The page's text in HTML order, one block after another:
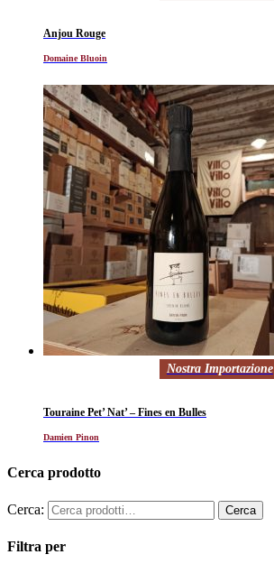
Anjou Rouge
Domaine Bluoin
Nostra Importazione
Touraine Pet’ Nat’ – Fines en Bulles
Damien Pinon
Cerca prodotto
Cerca:
Filtra per